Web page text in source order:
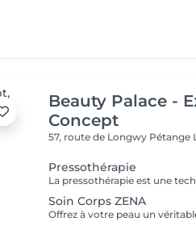
Beauty Palace -
Concept
57, route de Longwy Pétange
Pressothérapie
Soin Corps ZENA